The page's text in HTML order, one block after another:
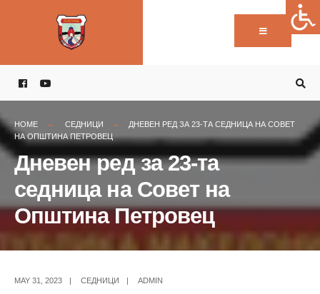
HOME СЕДНИЦИ
ДНЕВЕН РЕД ЗА 23-ТА СЕДНИЦА НА СОВЕТ
НА ОПШТИНА ПЕТРОВЕЦ
Дневен ред за 23-та
седница на Совет на
Општина Петровец
MAY 31, 2023 СЕДНИЦИ ADMIN